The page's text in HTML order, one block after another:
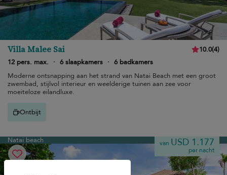
Villa Malee Sai 10.0(4)
12 pers. max.
· 6 slaapkamers · 6 badkamers
Moderne ontsnapping aan het strand van Natai Beach met een groot
zwembad, stijlvol interieur en weelderige tuinen aan zee voor
moeiteloze eilandluxe.
Ontbijt
Natai beach van USD 1.177
per nacht